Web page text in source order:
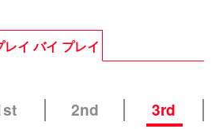
レイ バイ プレイ
2nd
3rd